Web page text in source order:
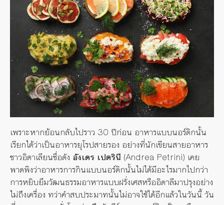
เพราะหากย้อนกลับไปราว 30 ปีก่อน อาหารแบบนอร์ดิกนั้น
เรียกได้ว่าเป็นอาหารยุโรปสายรอง อย่างที่นักเขียนสายอาหาร
ชาวอิตาเลียนชื่อดัง อังเดร เปตรินี (Andrea Petrini) เคย
พาดพิงว่าอาหารการกินแบบนอร์ดิกนั้นไม่ได้มีอะไรมากไปกว่า
การหยิบยืมวัฒนธรรมอาหารแบบฝรั่งเศสหรืออิตาลีมาปรุงอย่าง
ไม่ถึงเครื่อง ทว่าคำสบประมาทนั้นไม่อาจใช้ได้อีกแล้วในวันนี้ วัน